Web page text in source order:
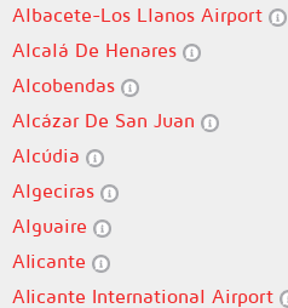
Albacete-Los Llanos Airport
Alcalá De Henares
Alcobendas
Alcázar De San Juan
Alcúdia
Algeciras
Alguaire
Alicante
Alicante International Airport